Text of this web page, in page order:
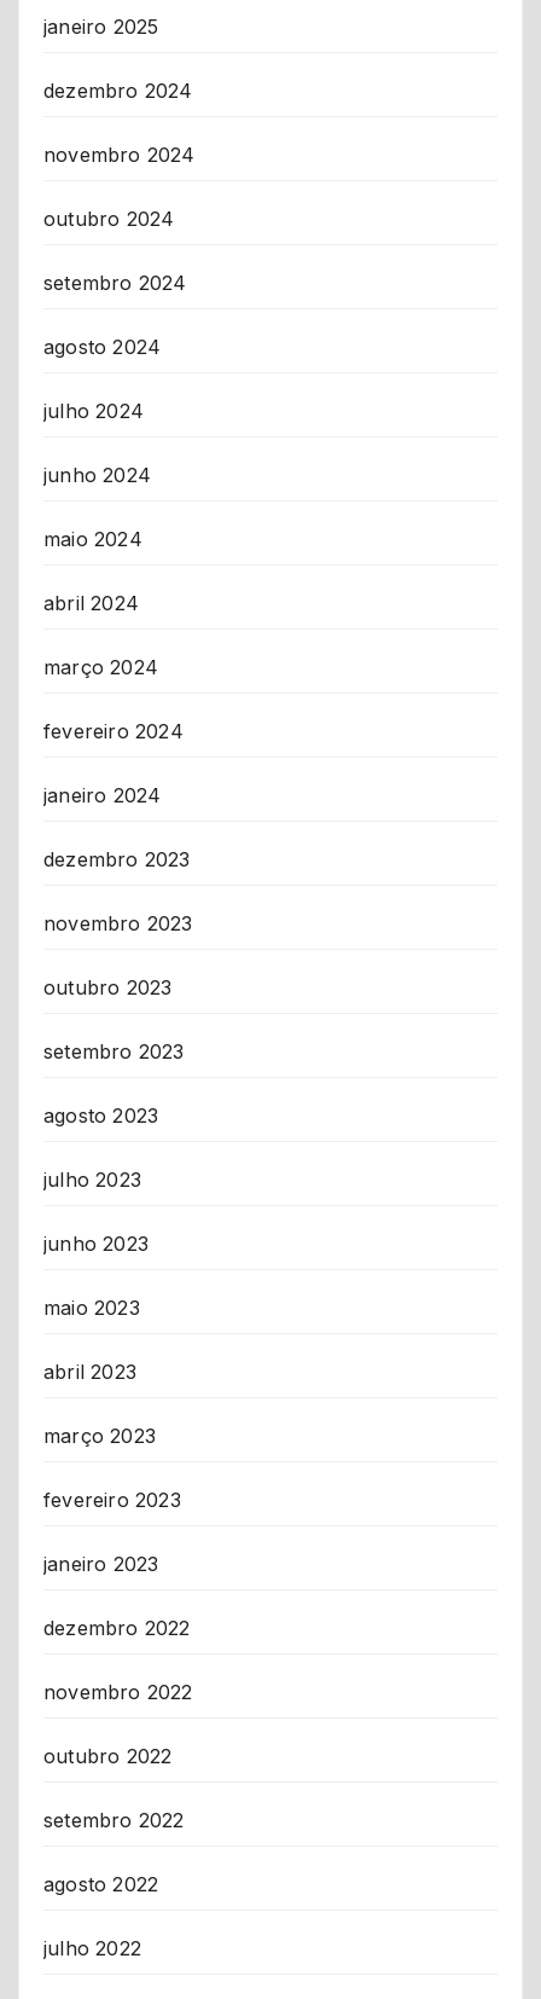
janeiro 2025
dezembro 2024
novembro 2024
outubro 2024
setembro 2024
agosto 2024
julho 2024
junho 2024
maio 2024
abril 2024
março 2024
fevereiro 2024
janeiro 2024
dezembro 2023
novembro 2023
outubro 2023
setembro 2023
agosto 2023
julho 2023
junho 2023
maio 2023
abril 2023
março 2023
fevereiro 2023
janeiro 2023
dezembro 2022
novembro 2022
outubro 2022
setembro 2022
agosto 2022
julho 2022